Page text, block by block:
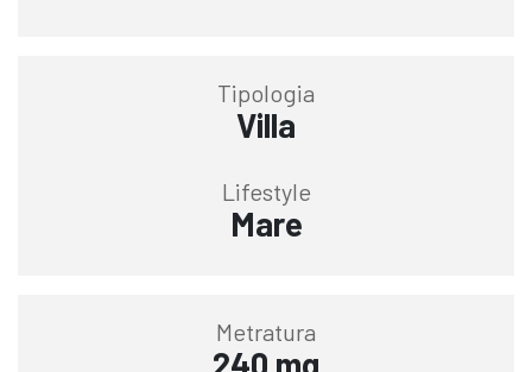
Tipologia
Villa
Lifestyle
Mare
Metratura
240 mq